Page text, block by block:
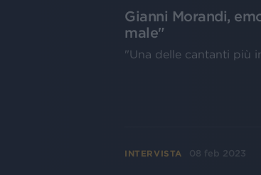
Gianni Morandi,
male"
"Una delle cantanti più
INTERVISTA 08 feb 2023